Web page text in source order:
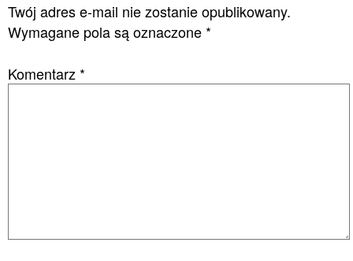
Twój adres e-mail nie zostanie opublikowany.
Wymagane pola są oznaczone *
Komentarz *